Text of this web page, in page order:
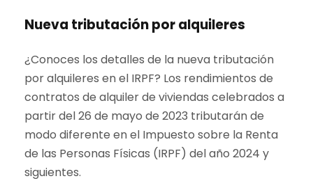
Nueva tributación por alquileres
¿Conoces los detalles de la nueva tributación
por alquileres en el IRPF? Los rendimientos de
contratos de alquiler de viviendas celebrados a
partir del 26 de mayo de 2023 tributarán de
modo diferente en el Impuesto sobre la Renta
de las Personas Físicas (IRPF) del año 2024 y
siguientes.